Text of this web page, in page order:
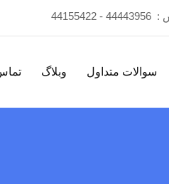
:
44443956 - 44155422
سوالات متداول وبلاگ